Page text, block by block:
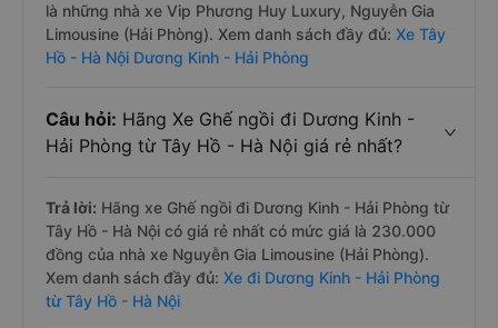
là những nhà xe Vip Phương Huy Luxury, Nguyễn Gia
Limousine (Hải Phòng). Xem danh sách đầy đủ: Xe Tây
Hồ - Hà Nội Dương Kinh - Hải Phòng
Câu hỏi: Hãng Xe Ghế ngồi đi Dương Kinh -
Hải Phòng từ Tây Hồ - Hà Nội giá rẻ nhất?
Trả lời: Hãng xe Ghế ngồi đi Dương Kinh - Hải Phòng từ
Tây Hồ - Hà Nội có giá rẻ nhất có mức giá là 230.000
đồng của nhà xe Nguyễn Gia Limousine (Hải Phòng).
Xem danh sách đầy đủ: Xe đi Dương Kinh - Hải Phòng
từ Tây Hồ - Hà Nội